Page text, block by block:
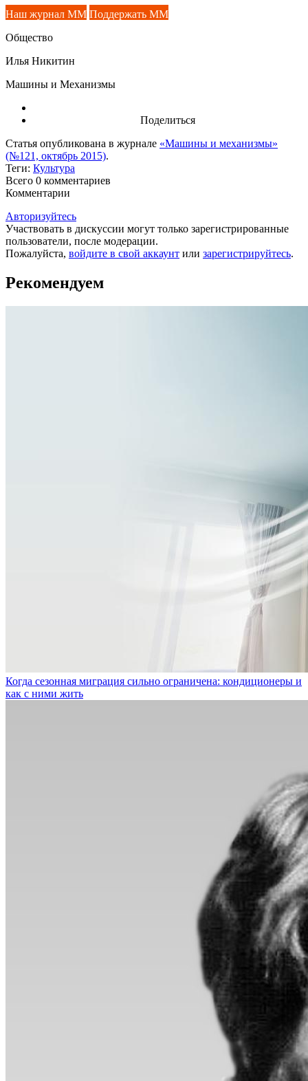
Наш журнал ММ Поддержать ММ
Общество
Илья Никитин
Машины и Механизмы
Поделиться
Статья опубликована в журнале «Машины и механизмы»
(№121, октябрь 2015).
Теги: Культура
Всего 0 комментариев
Комментарии
Авторизуйтесь
Участвовать в дискуссии могут только зарегистрированные
пользователи, после модерации.
Пожалуйста, войдите в свой аккаунт или зарегистрируйтесь.
Рекомендуем
Когда сезонная миграция сильно ограничена: кондиционеры и
как с ними жить